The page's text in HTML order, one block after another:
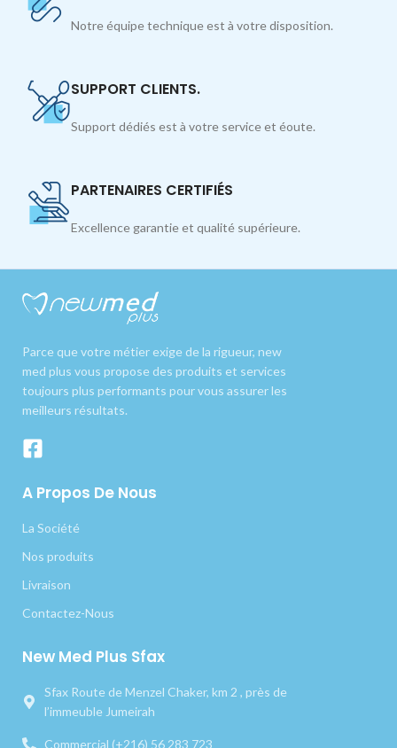
Notre équipe technique est à votre disposition.
SUPPORT CLIENTS.
Support dédiés est à votre service et éoute.
PARTENAIRES CERTIFIÉS
Excellence garantie et qualité supérieure.
Parce que votre métier exige de la rigueur, new
med plus vous propose des produits et services
toujours plus performants pour vous assurer les
meilleurs résultats.
A Propos De Nous
La Société
Nos produits
Livraison
Contactez-Nous
New Med Plus Sfax
Sfax Route de Menzel Chaker, km 2 , près de
l’immeuble Jumeirah
Commercial (+216) 56 283 723